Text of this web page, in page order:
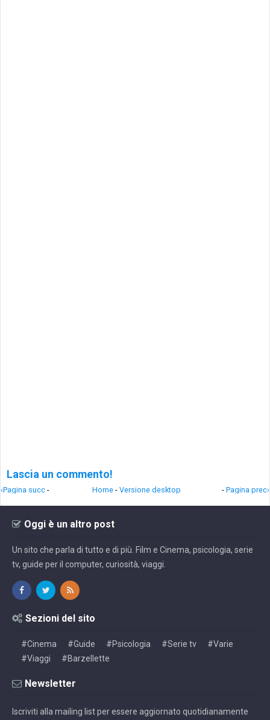
Lascia un commento!
‹Pagina succ - - Pagina prec›
Home - Versione desktop
Oggi è un altro post
Un sito che parla di tutto e di più. Film e Cinema, psicologia, serie
tv, guide per il computer, curiosità, viaggi.
Sezioni del sito
#Cinema #Guide #Psicologia #Serie tv
#Varie
#Viaggi
#Barzellette
Newsletter
Iscriviti alla mailing list per essere aggiornato quotidianamente